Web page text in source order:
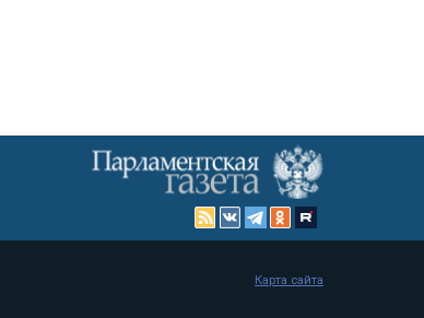
Карта сайта